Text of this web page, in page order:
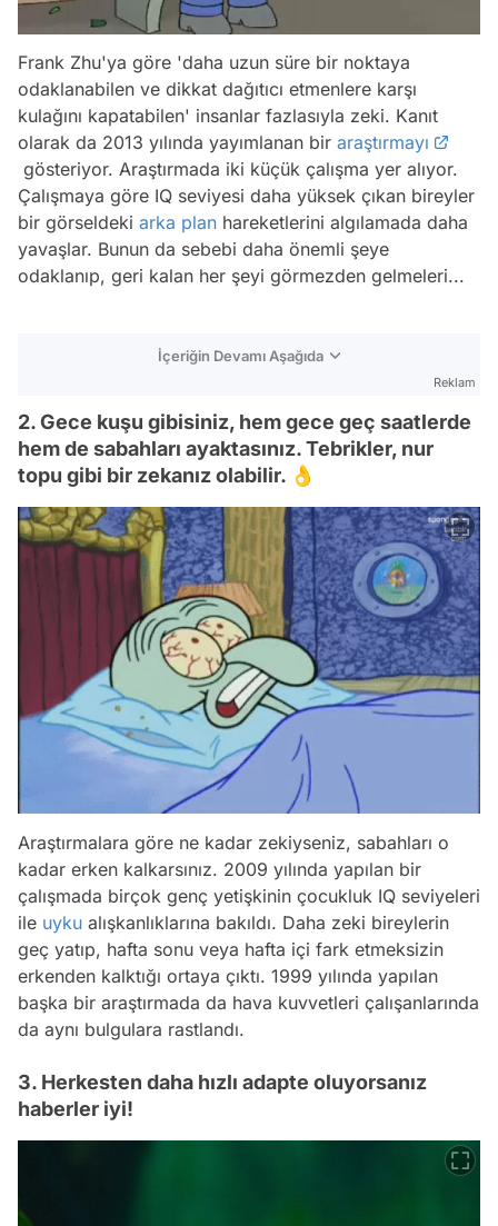
Frank Zhu'ya göre 'daha uzun süre bir noktaya
odaklanabilen ve dikkat dağıtıcı etmenlere karşı
kulağını kapatabilen' insanlar fazlasıyla zeki. Kanıt
olarak da 2013 yılında yayımlanan bir araştırmayı
gösteriyor. Araştırmada iki küçük çalışma yer alıyor.
Çalışmaya göre IQ seviyesi daha yüksek çıkan bireyler
bir görseldeki arka plan hareketlerini algılamada daha
yavaşlar. Bunun da sebebi daha önemli şeye
odaklanıp, geri kalan her şeyi görmezden gelmeleri...
İçeriğin Devamı Aşağıda
Reklam
2. Gece kuşu gibisiniz, hem gece geç saatlerde
hem de sabahları ayaktasınız. Tebrikler, nur
topu gibi bir zekanız olabilir. 👌
Araştırmalara göre ne kadar zekiyseniz, sabahları o
kadar erken kalkarsınız. 2009 yılında yapılan bir
çalışmada birçok genç yetişkinin çocukluk IQ seviyeleri
ile uyku alışkanlıklarına bakıldı. Daha zeki bireylerin
geç yatıp, hafta sonu veya hafta içi fark etmeksizin
erkenden kalktığı ortaya çıktı. 1999 yılında yapılan
başka bir araştırmada da hava kuvvetleri çalışanlarında
da aynı bulgulara rastlandı.
3. Herkesten daha hızlı adapte oluyorsanız
haberler iyi!